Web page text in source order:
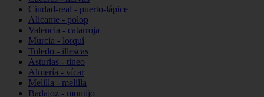
Ciudad-real - puerto-lápice
Alicante - polop
Valencia - catarroja
Murcia - lorquí
Toledo - illescas
Asturias - tineo
Almería - vícar
Melilla - melilla
Badajoz - montijo